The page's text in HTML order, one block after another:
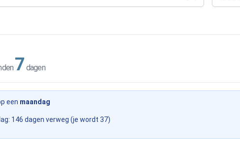
7 dagen
een maandag
146 dagen verweg (je wordt 37)